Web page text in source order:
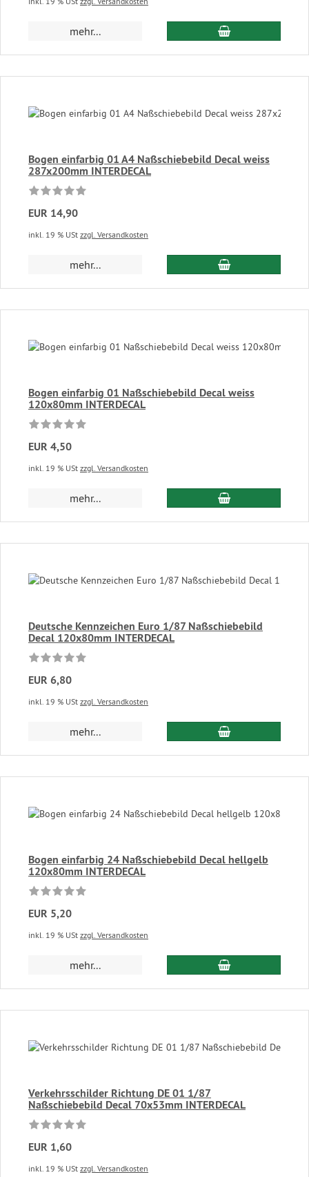
mehr... In den
Bogen einfarbig 01 A4 Naßschiebebild Decal weiss
287x200mm INTERDECAL
EUR 14,90
inkl. 19 % USt zzgl. Versandkosten
mehr... In den
Bogen einfarbig 01 Naßschiebebild Decal weiss
120x80mm INTERDECAL
EUR 4,50
inkl. 19 % USt zzgl. Versandkosten
mehr... In den
Deutsche Kennzeichen Euro 1/87 Naßschiebebild
Decal 120x80mm INTERDECAL
EUR 6,80
inkl. 19 % USt zzgl. Versandkosten
mehr... In den
Bogen einfarbig 24 Naßschiebebild Decal hellgelb
120x80mm INTERDECAL
EUR 5,20
inkl. 19 % USt zzgl. Versandkosten
mehr... In den
Verkehrsschilder Richtung DE 01 1/87
Naßschiebebild Decal 70x53mm INTERDECAL
EUR 1,60
inkl. 19 % USt zzgl. Versandkosten